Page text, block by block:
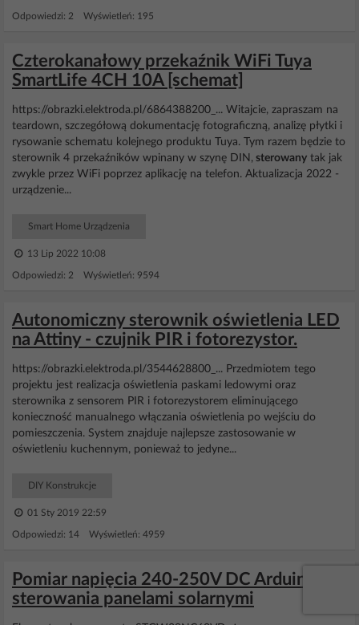
Odpowiedzi: 2 Wyświetleń: 195
Czterokanałowy przekaźnik WiFi Tuya
SmartLife 4CH 10A [schemat]
https://obrazki.elektroda.pl/6864388200_... Witajcie, zapraszam na
teardown, szczegółową dokumentację fotograficzną, analizę płytki i
rysowanie schematu kolejnego produktu Tuya. Tym razem będzie to
sterownik 4 przekaźników wpinany w szynę DIN, sterowany tak jak
zwykle przez WiFi poprzez aplikację na telefon. Aktualizacja 2022 -
urządzenie...
Smart Home Urządzenia
13 Lip 2022 10:08
Odpowiedzi: 2 Wyświetleń: 9594
Autonomiczny sterownik oświetlenia LED
na Attiny - czujnik PIR i fotorezystor.
https://obrazki.elektroda.pl/3544628800_... Przedmiotem tego
projektu jest realizacja oświetlenia paskami ledowymi oraz
sterownika z sensorem PIR i fotorezystorem eliminującego
konieczność manualnego włączania oświetlenia po wejściu do
pomieszczenia. System znajduje najlepsze zastosowanie w
oświetleniu kuchennym, ponieważ to jedyne...
DIY Konstrukcje
01 Sty 2019 22:59
Odpowiedzi: 14 Wyświetleń: 4959
Pomiar napięcia 240-250V DC Arduino do
sterowania panelami solarnymi